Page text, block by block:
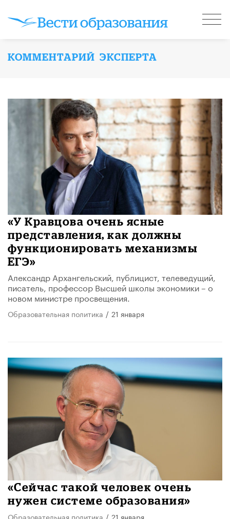
КОММЕНТАРИЙ ЭКСПЕРТА
«У Кравцова очень ясные
представления, как должны
функционировать механизмы
ЕГЭ»​
Александр Архангельский, публицист, телеведущий,
писатель, профессор Высшей школы экономики – о
новом министре просвещения.
Образовательная политика / 21 января
​«Сейчас такой человек очень
нужен системе образования»
Образовательная политика / 21 января